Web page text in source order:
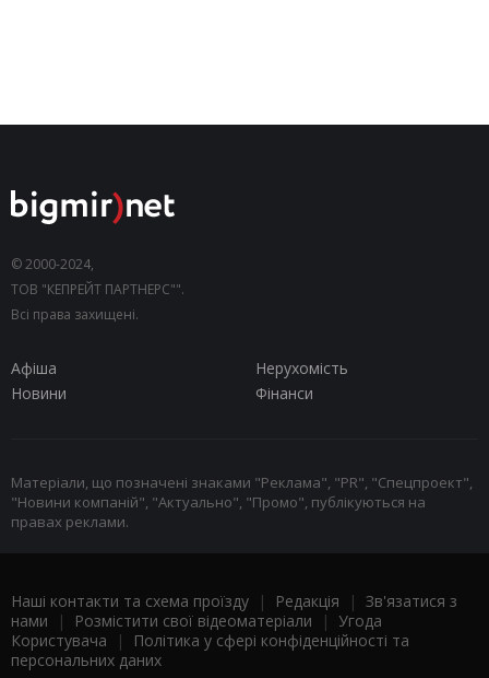
© 2000-2024,
ТОВ "КЕПРЕЙТ ПАРТНЕРС"".
Всі права захищені.
Афіша
Нерухомість
Новини
Фінанси
Матеріали, що позначені знаками "Реклама", "PR", "Спецпроект",
"Новини компаній", "Актуально", "Промо", публікуються на
правах реклами.
Наші контакти та схема проїзду | Редакція | Зв'язатися з
нами | Розмістити свої відеоматеріали | Угода
Користувача |
Політика у сфері конфіденційності та
персональних даних